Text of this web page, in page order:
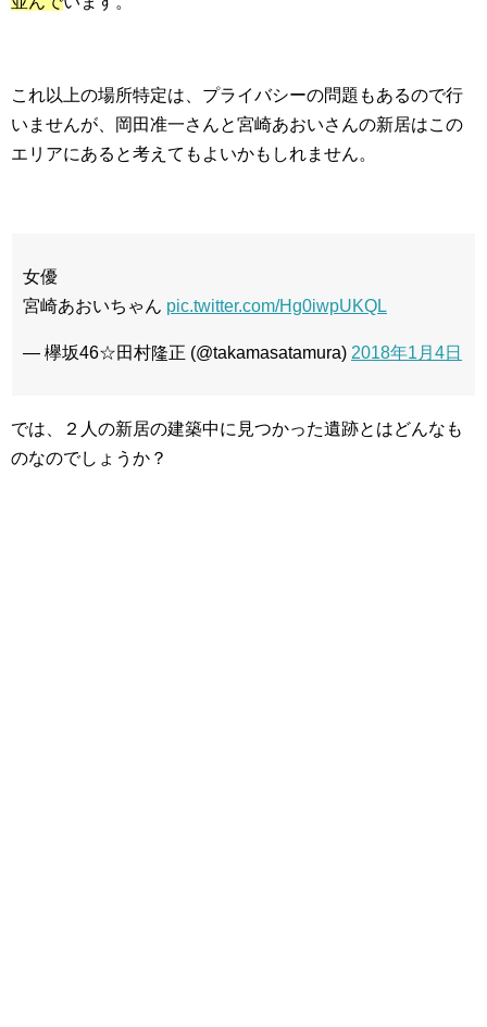
これ以上の場所特定は、プライバシーの問題もあるので行
いませんが、岡田准一さんと宮崎あおいさんの新居はこの
エリアにあると考えてもよいかもしれません。
女優
宮崎あおいちゃん pic.twitter.com/Hg0iwpUKQL
— 欅坂46☆田村隆正 (@takamasatamura) 2018年1月4日
では、２人の新居の建築中に見つかった遺跡とはどんなも
のなのでしょうか？